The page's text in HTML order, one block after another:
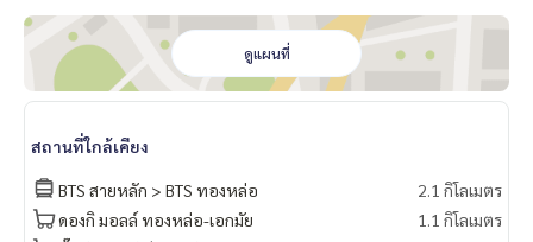
า Monos ที่แปลว่าหนึ่งเดียว + Lithos แปลว่าหิน รวมกันเป็นคำว่
า Monolith ที่หมายถึงหินหรือภูเขาที่ตั้งอยู่เดี่ยวๆ ซึ่งในเชิงสถาปัต
ยกรรมก็หมายถึงอาคารที่ตั้งตระหง่านและมีความโดดเด่น
✨The Monument Thong (เดอะ โมนูเมนต์ ทองหล่อ)
บริษัท แสนสิริ จำกัด (มหาชน) ร่วมทุนกับ BTS
Segment : ULTIMATE CLASS
โครงการตั้งอยู่ในเขต : ซอยทองหล่อ เขตวัฒนา
คอนโด High Rise 45 ชั้น ชั้นใต้ดิน 6 ชั้น 1 อาคาร 127 ยูนิต
ดูแผนที่
สถานที่ใกล้เคียง
BTS สายหลัก > BTS ทองหล่อ
2.1 กิโลเมตร
ดองกิ มอลล์ ทองหล่อ-เอกมัย
1.1 กิโลเมตร